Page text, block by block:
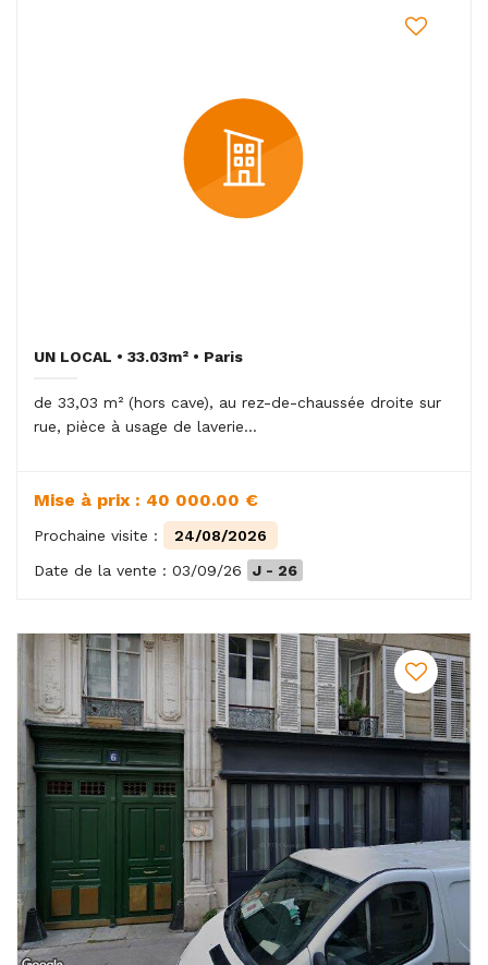
UN LOCAL • 33.03m² • Paris
de 33,03 m² (hors cave), au rez-de-chaussée droite sur
rue, pièce à usage de laverie...
Mise à prix : 40 000.00 €
Prochaine visite :
24/08/2026
Date de la vente : 03/09/26
J - 26